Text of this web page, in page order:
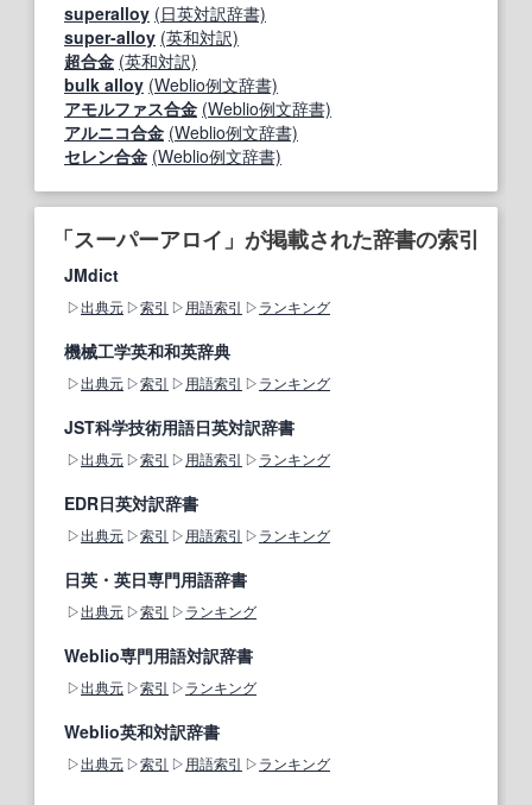
superalloy (日英対訳辞書)
super-alloy (英和対訳)
超合金 (英和対訳)
bulk alloy (Weblio例文辞書)
アモルファス合金 (Weblio例文辞書)
アルニコ合金 (Weblio例文辞書)
セレン合金 (Weblio例文辞書)
「スーパーアロイ」が掲載された辞書の索引
JMdict
出典元 索引 用語索引 ランキング
機械工学英和和英辞典
出典元 索引 用語索引 ランキング
JST科学技術用語日英対訳辞書
出典元 索引 用語索引 ランキング
EDR日英対訳辞書
出典元 索引 用語索引 ランキング
日英・英日専門用語辞書
出典元 索引 ランキング
Weblio専門用語対訳辞書
出典元 索引 ランキング
Weblio英和対訳辞書
出典元 索引 用語索引 ランキング